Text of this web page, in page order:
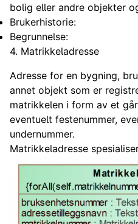
bolig eller andre objekter
Brukerhistorie:
Begrunnelse:
4. Matrikkeladresse
Adresse for en bygning,
annet objekt som er
matrikkelen i form av et
eventuelt festenummer,
undernummer.
Matrikkeladresse